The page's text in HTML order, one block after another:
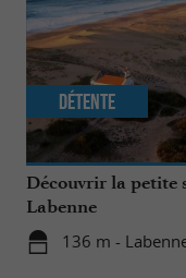
Découvrir la petite
Labenne
136 m -
Détente